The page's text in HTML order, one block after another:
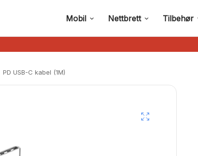
Mobil Nettbrett Tilbehør
PD USB-C kabel (1M)